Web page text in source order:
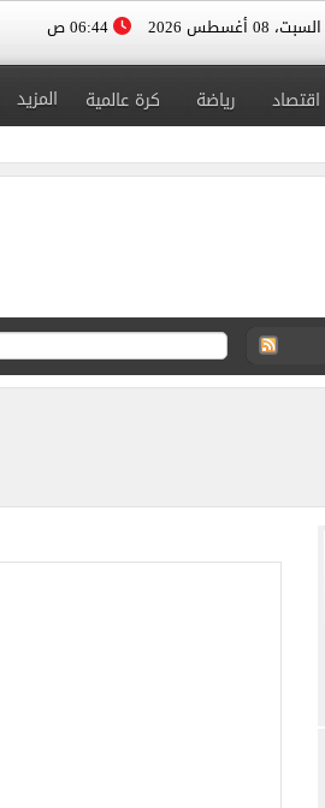
السبت، 08 أغسطس 2026
اقتصاد رياضة كرة عالمية المزيد